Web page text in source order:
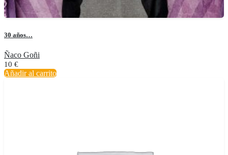
30 años…
Ñaco Goñi
10 €
Añadir al carrito